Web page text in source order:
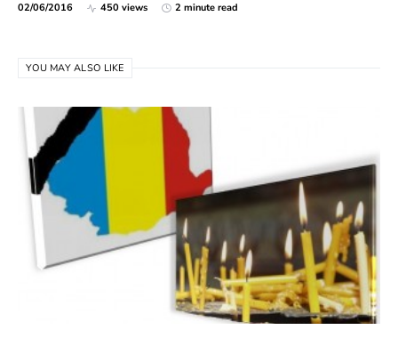
02/06/2016 450 views 2 minute read
YOU MAY ALSO LIKE